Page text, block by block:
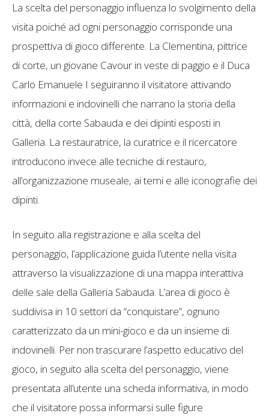
La scelta del personaggio influenza lo svolgimento della
visita poiché ad ogni personaggio corrisponde una
prospettiva di gioco differente. La Clementina, pittrice
di corte, un giovane Cavour in veste di paggio e il Duca
Carlo Emanuele I seguiranno il visitatore attivando
informazioni e indovinelli che narrano la storia della
città, della corte Sabauda e dei dipinti esposti in
Galleria. La restauratrice, la curatrice e il ricercatore
introducono invece alle tecniche di restauro,
all’organizzazione museale, ai temi e alle iconografie dei
dipinti.
In seguito alla registrazione e alla scelta del
personaggio, l’applicazione guida l’utente nella visita
attraverso la visualizzazione di una mappa interattiva
delle sale della Galleria Sabauda. L’area di gioco è
suddivisa in 10 settori da “conquistare”, ognuno
caratterizzato da un mini-gioco e da un insieme di
indovinelli. Per non trascurare l’aspetto educativo del
gioco, in seguito alla scelta del personaggio, viene
presentata all’utente una scheda informativa, in modo
che il visitatore possa informarsi sulle figure